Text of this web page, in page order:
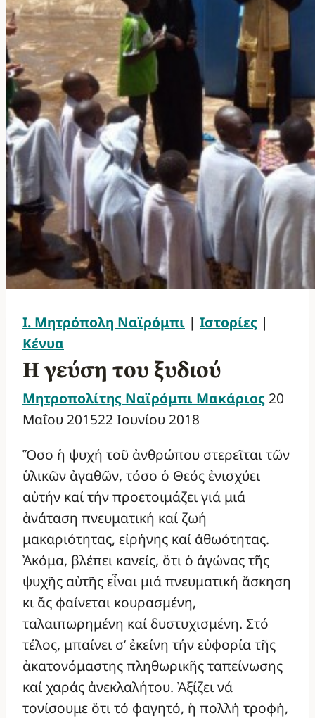
Ι. Μητρόπολη Ναϊρόμπι | Ιστορίες |
Κένυα
Η γεύση του ξυδιού
Μητροπολίτης Ναϊρόμπι Μακάριος 20
Μαΐου 201522 Ιουνίου 2018
Ὅσο ἡ ψυχή τοῦ ἀνθρώπου στερεῖται τῶν
ὑλικῶν ἀγαθῶν, τόσο ὁ Θεός ἐνισχύει
αὐτήν καί τήν προετοιμάζει γιά μιά
ἀνάταση πνευματική καί ζωή
μακαριότητας, εἰρήνης καί ἀθωότητας.
Ἀκόμα, βλέπει κανείς, ὅτι ὁ ἀγώνας τῆς
ψυχῆς αὐτῆς εἶναι μιά πνευματική ἄσκηση
κι ἄς φαίνεται κουρασμένη,
ταλαιπωρημένη καί δυστυχισμένη. Στό
τέλος, μπαίνει σ’ ἐκείνη τήν εὐφορία τῆς
ἀκατονόμαστης πληθωρικῆς ταπείνωσης
καί χαράς ἀνεκλαλήτου. Ἀξίζει νά
τονίσουμε ὅτι τό φαγητό, ἡ πολλή τροφή,